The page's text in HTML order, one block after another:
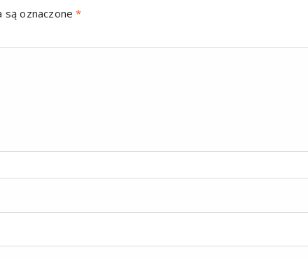
są oznaczone*